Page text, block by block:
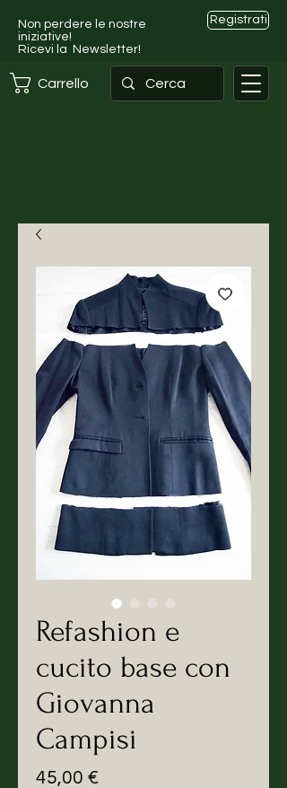
Non perdere le nostre
iniziative!
Ricevi la Newsletter!
Registrati
Carrello
Refashion e
cucito base con
Giovanna
Campisi
45,00 €